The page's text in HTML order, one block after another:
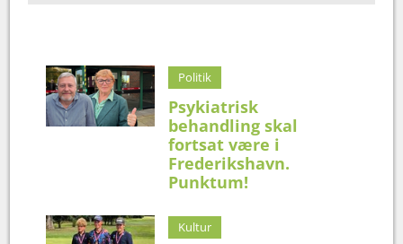
Politik
Psykiatrisk
behandling skal
fortsat være i
Frederikshavn.
Punktum!
Kultur